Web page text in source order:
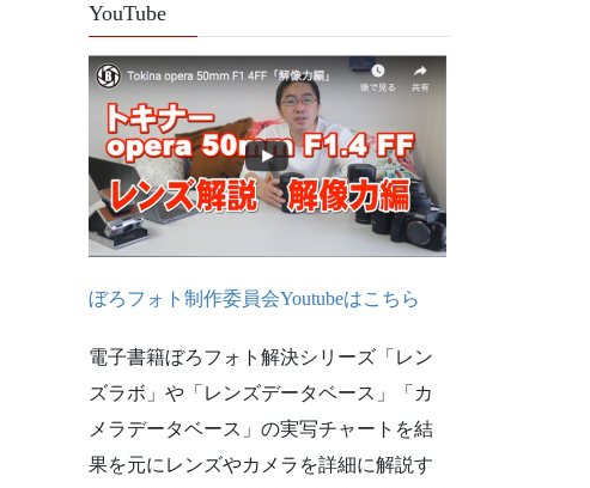
YouTube
ぼろフォト制作委員会Youtubeはこちら
電子書籍ぼろフォト解決シリーズ「レン
ズラボ」や「レンズデータベース」「カ
メラデータベース」の実写チャートを結
果を元にレンズやカメラを詳細に解説す